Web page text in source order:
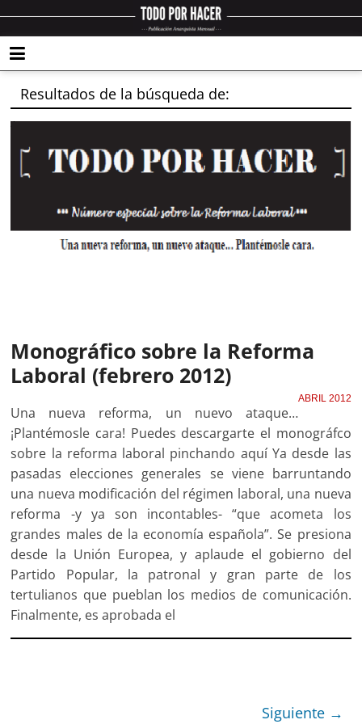
Resultados de la búsqueda de:
Monográfico sobre la Reforma
Laboral (febrero 2012)
ABRIL 2012
Una nueva reforma, un nuevo ataque…
¡Plantémosle cara! Puedes descargarte el monográfco
sobre la reforma laboral pinchando aquí Ya desde las
pasadas elecciones generales se viene barruntando
una nueva modificación del régimen laboral, una nueva
reforma -y ya son incontables- “que acometa los
grandes males de la economía española”. Se presiona
desde la Unión Europea, y aplaude el gobierno del
Partido Popular, la patronal y gran parte de los
tertulianos que pueblan los medios de comunicación.
Finalmente, es aprobada el
Siguiente →